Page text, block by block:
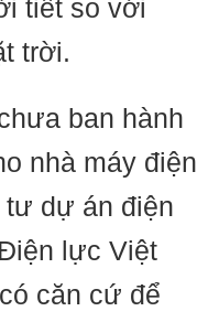
tiết so với
trời.
ban hành
nhà máy điện
tư dự án điện
lực Việt
căn cứ để